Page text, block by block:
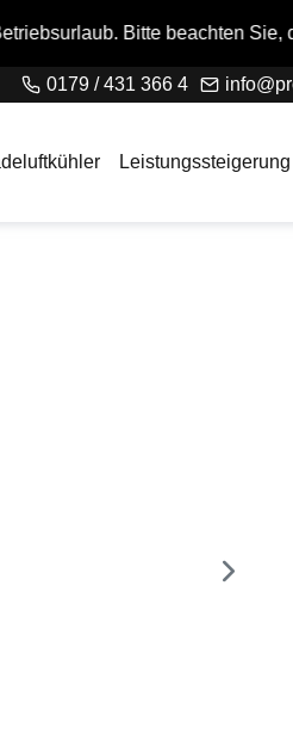
beachten Sie, dass in
0179 / 431 366 4
Leistungssteigerung